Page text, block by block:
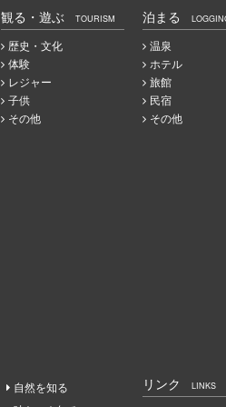
観る・遊ぶ TOURISM
歴史・文化
体験
レジャー
子供
その他
泊まる
温泉
ホテル
旅館
民宿
その他
自然を知る
リンク LINKS